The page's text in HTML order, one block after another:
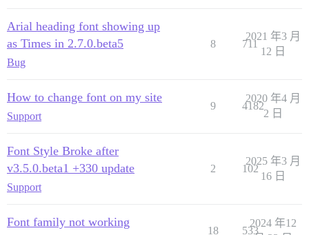
Arial heading font showing up
as Times in 2.7.0.beta5
Bug
8 711
2021 年3 月
12 日
How to change font on my site
Support
9 4182
2020 年4 月
2 日
Font Style Broke after
v3.5.0.beta1 +330 update
Support
2 102
2025 年3 月
16 日
Font family not working
18 533
2024 年12